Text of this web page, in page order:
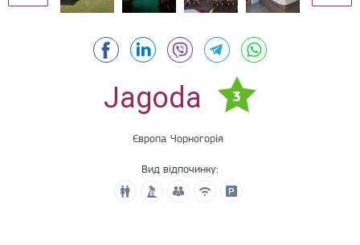
Jagoda 3
Європа Чорногорія
Вид відпочинку: